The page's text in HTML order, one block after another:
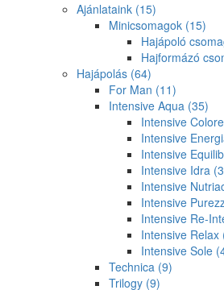
Ajánlataink (15)
Minicsomagok (15)
Hajápoló
Hajformázó
Hajápolás (64)
For Man (11)
Intensive Aqua (35)
Intensive Colore
Intensive
Intensive
Intensive Idra
Intensive
Intensive
Intensive Re-
Intensive Relax
Intensive Sole
Technica (9)
Trilogy (9)